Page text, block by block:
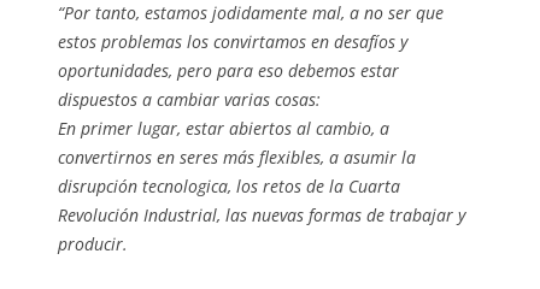
“Por tanto, estamos jodidamente mal, a no ser que
estos problemas los convirtamos en desafíos y
oportunidades, pero para eso debemos estar
dispuestos a cambiar varias cosas:
En primer lugar, estar abiertos al cambio, a
convertirnos en seres más flexibles, a asumir la
disrupción tecnologica, los retos de la Cuarta
Revolución Industrial, las nuevas formas de trabajar y
producir.